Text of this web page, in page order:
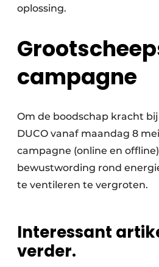
oplossing.
campagne
Om de boodschap kracht
DUCO vanaf maandag 8
campagne (online en
bewustwording rond
te ventileren te vergroten.
Interessant
verder.